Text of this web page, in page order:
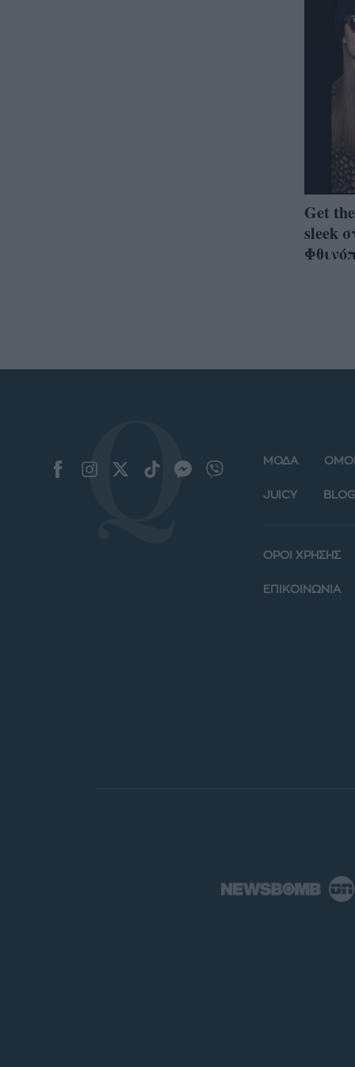
Get
sleek
ΜΟΔΑ
JUICY
ΟΡΟΙ ΧΡΗΣΗΣ
ΕΠΙΚΟΙΝΩΝΙΑ